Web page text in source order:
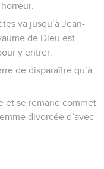
va jusqu’à Jean-
de Dieu est
y entrer.
de disparaître qu’à
et se remarie commet
divorcée d’avec